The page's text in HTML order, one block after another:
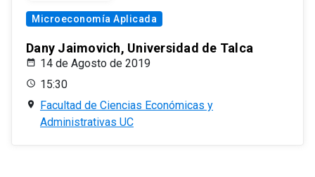
Microeconomía Aplicada
Dany Jaimovich, Universidad de Talca
14 de Agosto de 2019
15:30
Facultad de Ciencias Económicas y
Administrativas UC